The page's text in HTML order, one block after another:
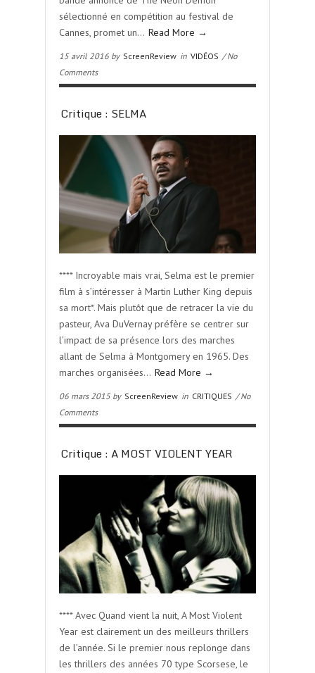
sélectionné en compétition au festival de
Cannes, promet un… Read More →
15 avril 2016 by ScreenReview in VIDÉOS / No
Comments
Critique : SELMA
**** Incroyable mais vrai, Selma est le premier
film à s’intéresser à Martin Luther King depuis
sa mort*. Mais plutôt que de retracer la vie du
pasteur, Ava DuVernay préfère se centrer sur
l’impact de sa présence lors des marches
allant de Selma à Montgomery en 1965. Des
marches organisées… Read More →
06 mars 2015 by ScreenReview in CRITIQUES / No
Comments
Critique : A MOST VIOLENT YEAR
**** Avec Quand vient la nuit, A Most Violent
Year est clairement un des meilleurs thrillers
de l’année. Si le premier nous replonge dans
les thrillers des années 70 type Scorsese, le